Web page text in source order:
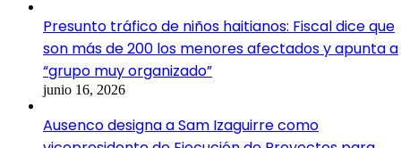
Presunto tráfico de niños haitianos: Fiscal dice que
son más de 200 los menores afectados y apunta a
“grupo muy organizado”
junio 16, 2026
Ausenco designa a Sam Izaguirre como